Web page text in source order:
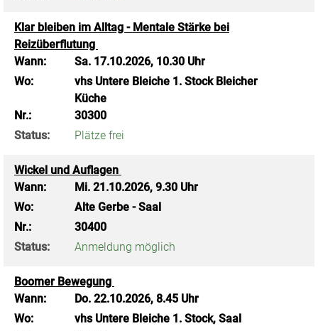
Klar bleiben im Alltag - Mentale Stärke bei
Reizüberflutung
Wann:
Sa. 17.10.2026, 10.30 Uhr
Wo:
vhs Untere Bleiche 1. Stock Bleicher
Küche
Nr.:
30300
Status:
Plätze frei
Wickel und Auflagen
Wann:
Mi. 21.10.2026, 9.30 Uhr
Wo:
Alte Gerbe - Saal
Nr.:
30400
Status:
Anmeldung möglich
Boomer Bewegung
Wann:
Do. 22.10.2026, 8.45 Uhr
Wo:
vhs Untere Bleiche 1. Stock, Saal